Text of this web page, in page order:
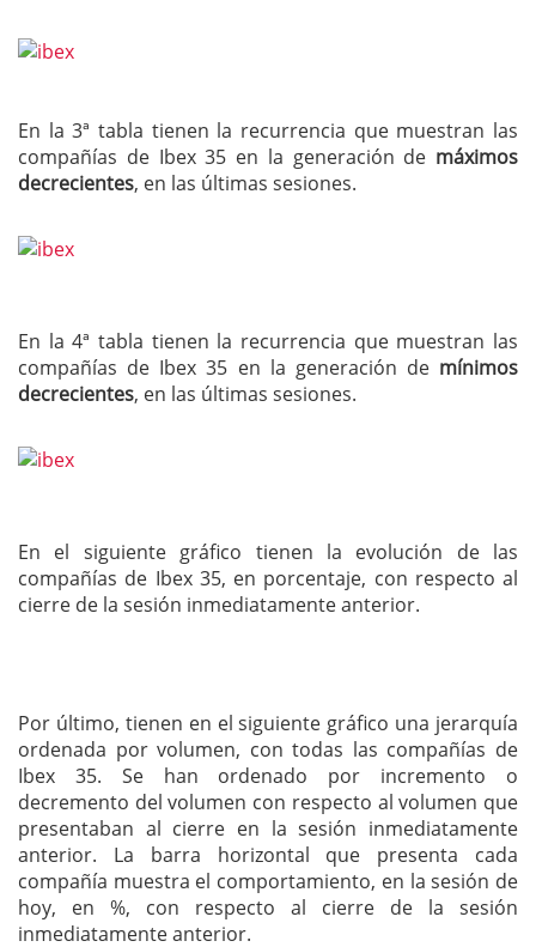
En la 3ª tabla tienen la recurrencia que muestran las
compañías de Ibex 35 en la generación de máximos
decrecientes, en las últimas sesiones.
En la 4ª tabla tienen la recurrencia que muestran las
compañías de Ibex 35 en la generación de mínimos
decrecientes, en las últimas sesiones.
En el siguiente gráfico tienen la evolución de las
compañías de Ibex 35, en porcentaje, con respecto al
cierre de la sesión inmediatamente anterior.
Por último, tienen en el siguiente gráfico una jerarquía
ordenada por volumen, con todas las compañías de
Ibex 35. Se han ordenado por incremento o
decremento del volumen con respecto al volumen que
presentaban al cierre en la sesión inmediatamente
anterior. La barra horizontal que presenta cada
compañía muestra el comportamiento, en la sesión de
hoy, en %, con respecto al cierre de la sesión
inmediatamente anterior.